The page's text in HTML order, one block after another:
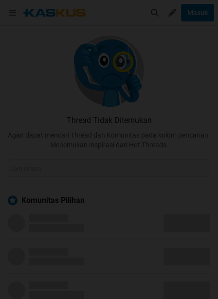
Masuk
Thread Tidak Ditemukan
Agan dapat mencari Thread dan Komunitas pada kolom pencarian.
Menemukan inspirasi dari Hot Threads.
Komunitas Pilihan